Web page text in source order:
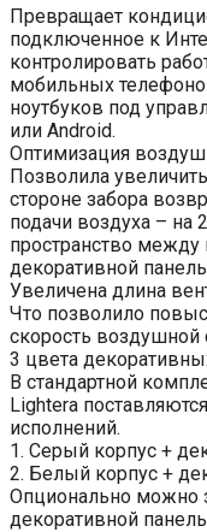
Превращает
подключенное к
контролировать
мобильных
ноутбуков под
или Android.
Оптимизация
Позволила
стороне забора
подачи воздуха – на
пространство
декоративной
Увеличена длина
Что позволило
скорость воздушной
3 цвета
В стандартной
Lightera
исполнений.
1. Серый корпус +
2. Белый корпус +
Опционально можно
декоративной